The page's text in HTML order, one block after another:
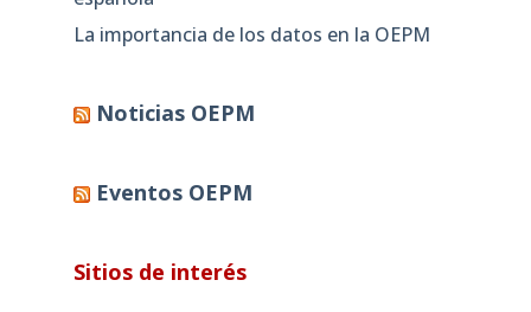
La importancia de los datos en la OEPM
Noticias OEPM
Eventos OEPM
Sitios de interés